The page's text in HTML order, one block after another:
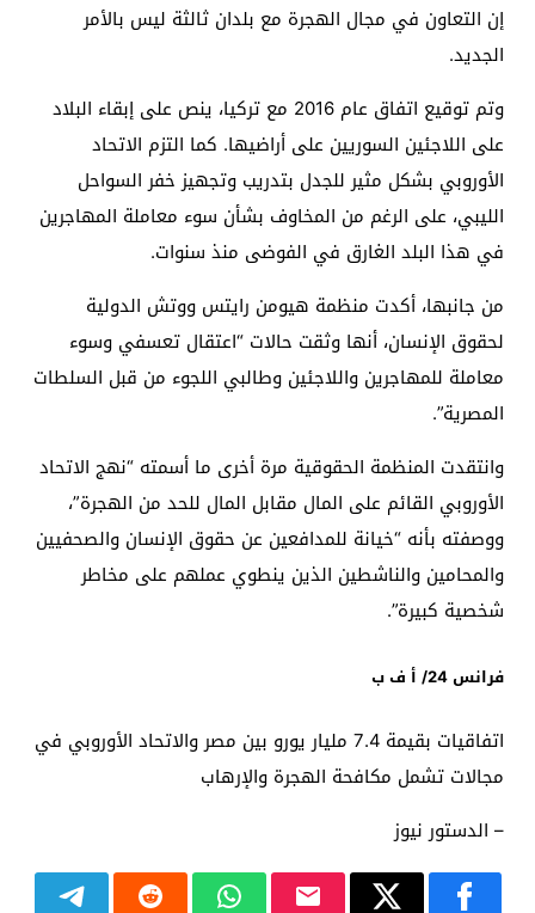
إن التعاون في مجال الهجرة مع بلدان ثالثة ليس بالأمر
الجديد.
وتم توقيع اتفاق عام 2016 مع تركيا، ينص على إبقاء البلاد
على اللاجئين السوريين على أراضيها. كما التزم الاتحاد
الأوروبي بشكل مثير للجدل بتدريب وتجهيز خفر السواحل
الليبي، على الرغم من المخاوف بشأن سوء معاملة المهاجرين
في هذا البلد الغارق في الفوضى منذ سنوات.
من جانبها، أكدت منظمة هيومن رايتس ووتش الدولية
لحقوق الإنسان، أنها وثقت حالات “اعتقال تعسفي وسوء
معاملة للمهاجرين واللاجئين وطالبي اللجوء من قبل السلطات
المصرية”.
وانتقدت المنظمة الحقوقية مرة أخرى ما أسمته “نهج الاتحاد
الأوروبي القائم على المال مقابل المال للحد من الهجرة”،
ووصفته بأنه “خيانة للمدافعين عن حقوق الإنسان والصحفيين
والمحامين والناشطين الذين ينطوي عملهم على مخاطر
شخصية كبيرة”.
فرانس 24/ أ ف ب
اتفاقيات بقيمة 7.4 مليار يورو بين مصر والاتحاد الأوروبي في
مجالات تشمل مكافحة الهجرة والإرهاب
– الدستور نيوز